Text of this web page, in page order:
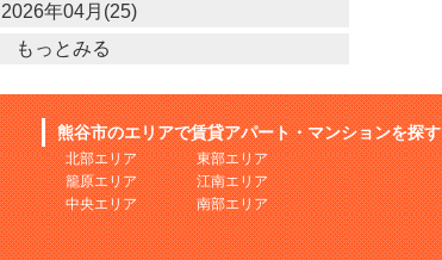
2026年04月(25)
もっとみる
熊谷市のエリアで賃貸アパート・マンションを探す
北部エリア
籠原エリア
中央エリア
東部エリア
江南エリア
南部エリア